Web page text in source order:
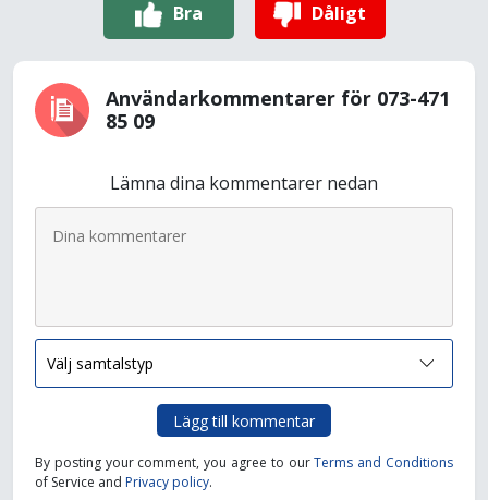
Bra Dåligt
Användarkommentarer för 073-471
85 09
Lämna dina kommentarer nedan
Lägg till kommentar
By posting your comment, you agree to ourTerms and Conditions
of Service and Privacy policy.